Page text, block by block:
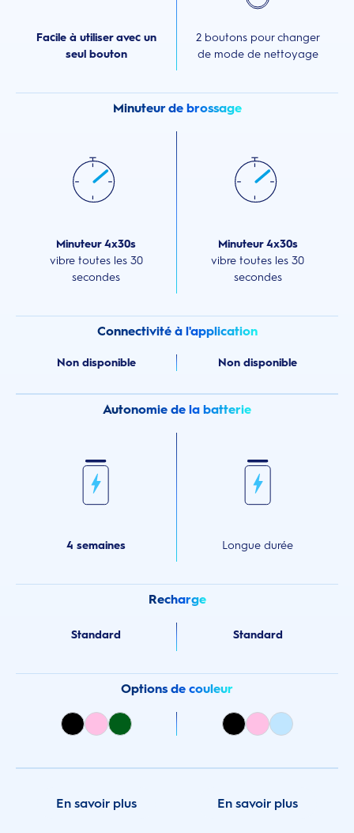
Facile à utiliser avec un
seul bouton
2 boutons pour changer
de mode de nettoyage
Minuteur de brossage
Minuteur 4x30s
vibre toutes les 30
secondes
Minuteur 4x30s
vibre toutes les 30
secondes
Connectivité à l'application
Non disponible Non disponible
Autonomie de la batterie
4 semaines Longue durée
Recharge
Standard Standard
Options de couleur
En savoir plus En savoir plus